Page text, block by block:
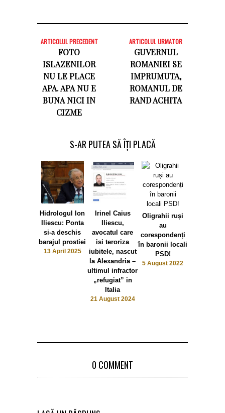
ARTICOLUL PRECEDENT
FOTO
ISLAZENILOR
NU LE PLACE
APA. APA NU E
BUNA NICI IN
CIZME
ARTICOLUL URMATOR
GUVERNUL
ROMANIEI SE
IMPRUMUTA,
ROMANUL DE
RAND ACHITA
S-AR PUTEA SĂ ÎȚI PLACĂ
Hidrologul Ion
Iliescu: Ponta
si-a deschis
barajul prostiei
13 April 2025
Irinel Caius
Iliescu,
avocatul care
isi teroriza
iubitele, nascut
la Alexandria –
ultimul infractor
„refugiat” in
Italia
21 August 2024
Oligrahii ruși
au
corespondenți
în baronii locali
PSD!
5 August 2022
0 COMMENT